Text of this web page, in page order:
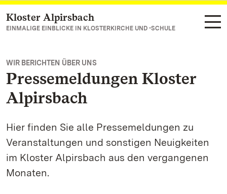
Zum Hauptinhalt springen
Kloster Alpirsbach
EINMALIGE EINBLICKE IN KLOSTERKIRCHE UND -SCHULE
WIR BERICHTEN ÜBER UNS
Pressemeldungen Kloster
Alpirsbach
Hier finden Sie alle Pressemeldungen zu
Veranstaltungen und sonstigen Neuigkeiten
im Kloster Alpirsbach aus den vergangenen
Monaten.